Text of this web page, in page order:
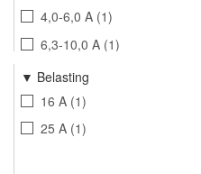
4,0-6,0 A 1
6,3-10,0 A 1
10,0-16,0 A
Belasting
16 A 1
25 A 1